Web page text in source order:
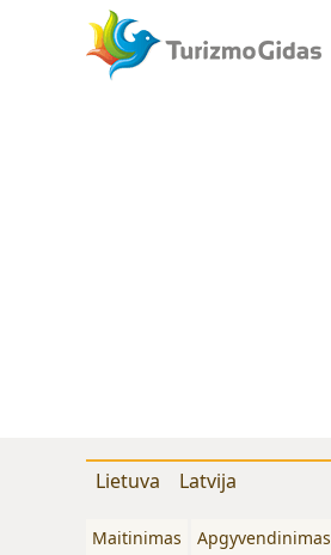
Lietuva Latvija
Maitinimas Apgyvendinimas